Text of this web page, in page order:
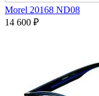
Morel 20168 ND08
14 600 ₽